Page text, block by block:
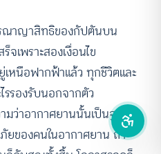
ณาญาสิทธิของกัปตันบน
จเพราะสองเงื่อนไข
หนือฟากฟ้าแล้ว ทุกชีวิตและ
รองรับนอกจากตัว
มว่าอากาศยานนั้นเป็นฐาน
ยของคนในอากาศยาน ถ้า